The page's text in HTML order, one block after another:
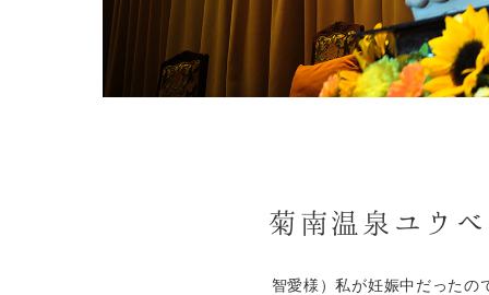
菊南温泉ユウ
智愛様）私が妊娠中だったの